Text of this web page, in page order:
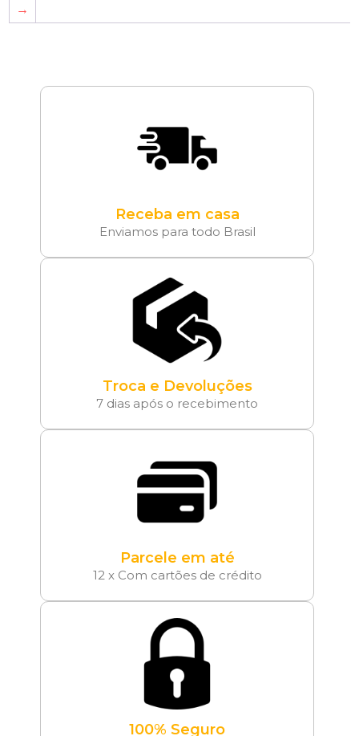
→
Receba em casa
Enviamos para todo Brasil
Troca e Devoluções
7 dias após o recebimento
Parcele em até
12 x Com cartões de crédito
100% Seguro